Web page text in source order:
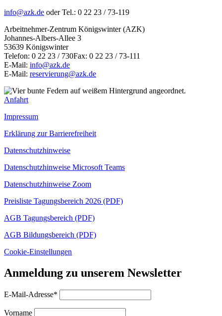
info@azk.de oder Tel.: 0 22 23 / 73-119
Arbeitnehmer-Zentrum Königswinter (AZK)
Johannes-Albers-Allee 3
53639 Königswinter
Telefon: 0 22 23 / 730Fax: 0 22 23 / 73-111
E-Mail: info@azk.de
E-Mail: reservierung@azk.de
Anfahrt
Impressum
Erklärung zur Barrierefreiheit
Datenschutzhinweise
Datenschutzhinweise Microsoft Teams
Datenschutzhinweise Zoom
Preisliste Tagungsbereich 2026 (PDF)
AGB Tagungsbereich (PDF)
AGB Bildungsbereich (PDF)
Cookie-Einstellungen
Anmeldung zu unserem Newsletter
E-Mail-Adresse*
Vorname